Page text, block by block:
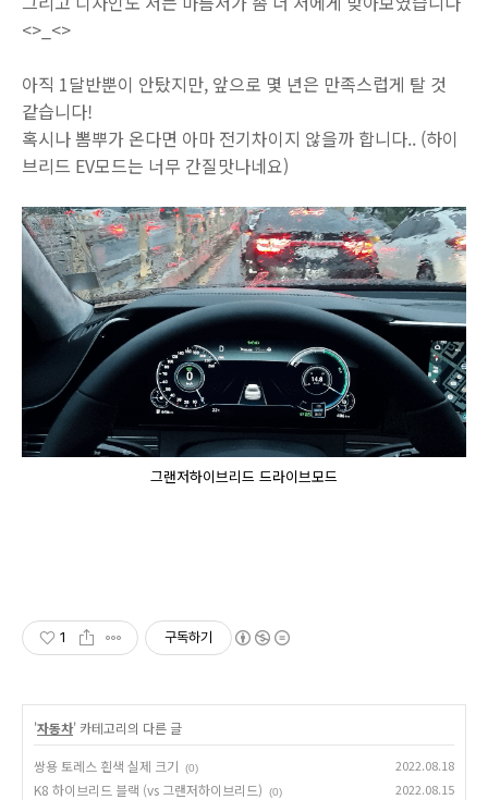
<>_<>
아직 1달반뿐이 안탔지만, 앞으로 몇 년은 만족스럽게 탈 것
같습니다!
혹시나 뽐뿌가 온다면 아마 전기차이지 않을까 합니다.. (하이
브리드 EV모드는 너무 간질맛나네요)
그랜저하이브리드 드라이브모드
1 구독하기
'자동차' 카테고리의 다른 글
쌍용 토레스 흰색 실제 크기 (0) 2022.08.18
K8 하이브리드 블랙 (vs 그랜저하이브리드) (0) 2022.08.15